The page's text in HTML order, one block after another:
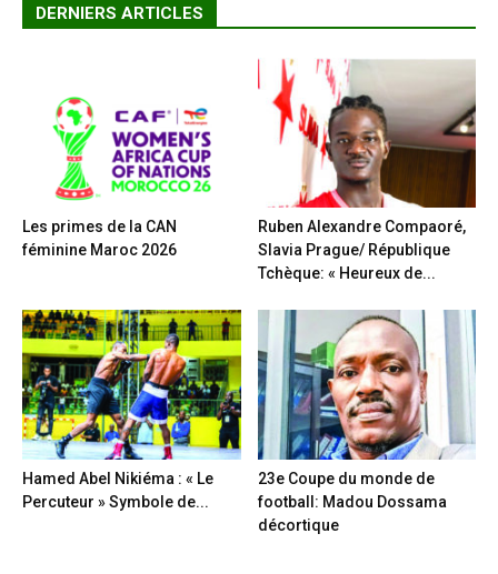
DERNIERS ARTICLES
Les primes de la CAN
féminine Maroc 2026
Ruben Alexandre Compaoré,
Slavia Prague/ République
Tchèque: « Heureux de...
Hamed Abel Nikiéma : « Le
Percuteur » Symbole de...
23e Coupe du monde de
football: Madou Dossama
décortique